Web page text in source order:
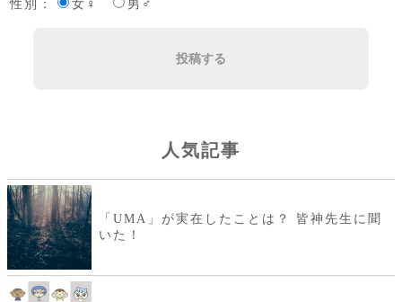
性別：
女♀ 男♂
投稿する
人気記事
「UMA」が実在したことは？ 皆神先生に聞
いた！